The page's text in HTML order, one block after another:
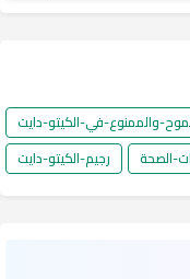
والممنوع-في-الكيتو-دايت
رجيم-الكيتو-دايت
الصحة